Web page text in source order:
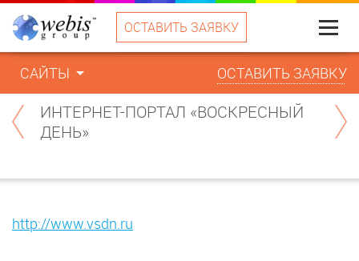
ОСТАВИТЬ ЗАЯВКУ Меню
САЙТЫ ОСТАВИТЬ ЗАЯВКУ
ИНТЕРНЕТ-ПОРТАЛ «ВОСКРЕСНЫЙ
ДЕНЬ»
http://www.vsdn.ru